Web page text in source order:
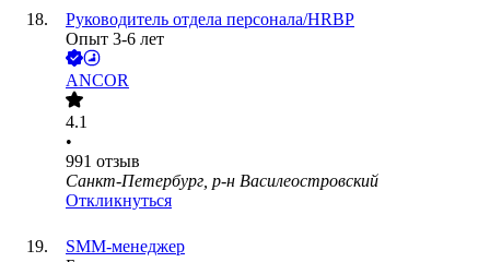
Руководитель отдела персонала/HRBP
Опыт 3-6 лет
ANCOR
4.1
•
991 отзыв
Санкт-Петербург, р-н Василеостровский
Откликнуться
SMM-менеджер